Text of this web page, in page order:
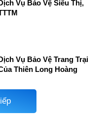
Dịch Vụ Bảo Vệ Siêu Thị,